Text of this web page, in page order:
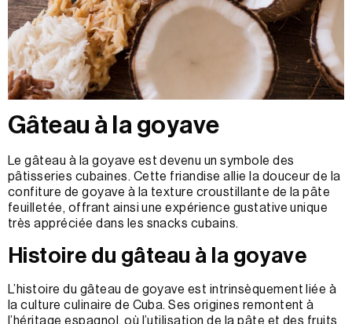
Gâteau à la goyave
Le gâteau à la goyave est devenu un symbole des
pâtisseries cubaines. Cette friandise allie la douceur de la
confiture de goyave à la texture croustillante de la pâte
feuilletée, offrant ainsi une expérience gustative unique
très appréciée dans les snacks cubains.
Histoire du gâteau à la goyave
L’histoire du gâteau de goyave est intrinsèquement liée à
la culture culinaire de Cuba. Ses origines remontent à
l’héritage espagnol, où l’utilisation de la pâte et des fruits